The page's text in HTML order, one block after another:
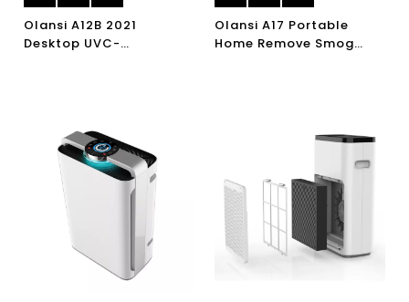
Olansi A12B 2021
Desktop UVC-
Olansi A17 Portable
Home Remove Smog